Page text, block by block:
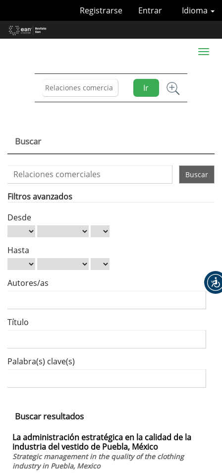
Contenido
principal
Idioma
Registrarse Entrar
Ir
Toggle
Buscar
Buscar
artículos
por
Filtros avanzados
Desde
Hasta
Autores/as
Título
Palabra(s) clave(s)
Buscar resultados
La administración estratégica en la calidad de la
industria del vestido de Puebla, México
Strategic management in the quality of the clothing
industry in Puebla, Mexico